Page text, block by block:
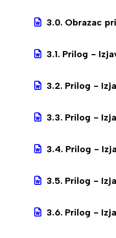
3.0. Obrazac
3.1. Prilog -
3.2. Prilog -
3.3. Prilog -
3.4. Prilog -
3.5. Prilog -
3.6. Prilog -